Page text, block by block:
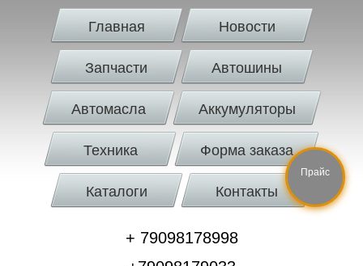
Главная Новости
Запчасти Автошины
Автомасла Аккумуляторы
Техника Форма заказа
Каталоги Контакты
+ 79098178998
Прайс